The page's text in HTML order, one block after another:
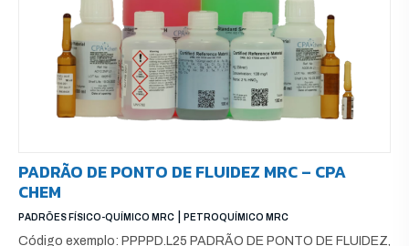
PADRÃO DE PONTO DE FLUIDEZ MRC – CPA
CHEM
PADRÕES FÍSICO-QUÍMICO MRC PETROQUÍMICO MRC
Código exemplo: PPPPD.L25 PADRÃO DE PONTO DE FLUIDEZ,